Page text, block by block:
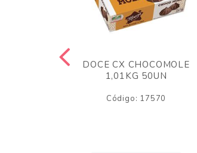
DOCE CX CHOCOMOLE
1,01KG 50UN
Código: 17570